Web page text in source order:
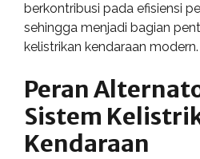
berkontribusi pada efisiensi
sehingga menjadi bagian
kelistrikan kendaraan modern.
Peran
Sistem
Kendaraan